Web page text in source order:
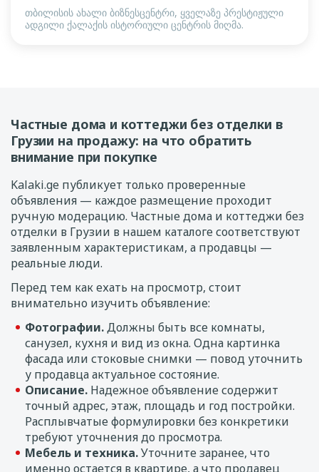
თბილისის ახალი ბიზნესცენტრი, ყველაზე პრესტიჟული
ადგილი ქალაქის ისტორიული ცენტრის მიღმა.
Частные дома и коттеджи без отделки в
Грузии на продажу: на что обратить
внимание при покупке
Kalaki.ge публикует только проверенные
объявления — каждое размещение проходит
ручную модерацию. Частные дома и коттеджи без
отделки в Грузии в нашем каталоге соответствуют
заявленным характеристикам, а продавцы —
реальные люди.
Перед тем как ехать на просмотр, стоит
внимательно изучить объявление:
Фотографии.Должны быть все комнаты,
санузел, кухня и вид из окна. Одна картинка
фасада или стоковые снимки — повод уточнить
у продавца актуальное состояние.
Описание. Надежное объявление содержит
точный адрес, этаж, площадь и год постройки.
Расплывчатые формулировки без конкретики
требуют уточнения до просмотра.
Мебель и техника.Уточните заранее, что
именно остается в квартире, а что продавец